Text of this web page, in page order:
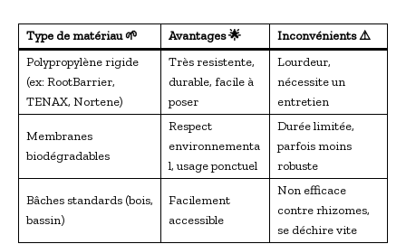
Type de matériau 🌱 Avantages 🌟
Inconvénients ⚠️
Polypropylène rigide
(ex: RootBarrier,
TENAX, Nortene)
Très resistente,
durable, facile à
poser
Lourdeur,
nécessite un
entretien
Membranes
biodégradables
Respect
environnementa
l, usage ponctuel
Durée limitée,
parfois moins
robuste
Bâches standards (bois,
bassin)
Facilement
accessible
Non efficace
contre rhizomes,
se déchire vite